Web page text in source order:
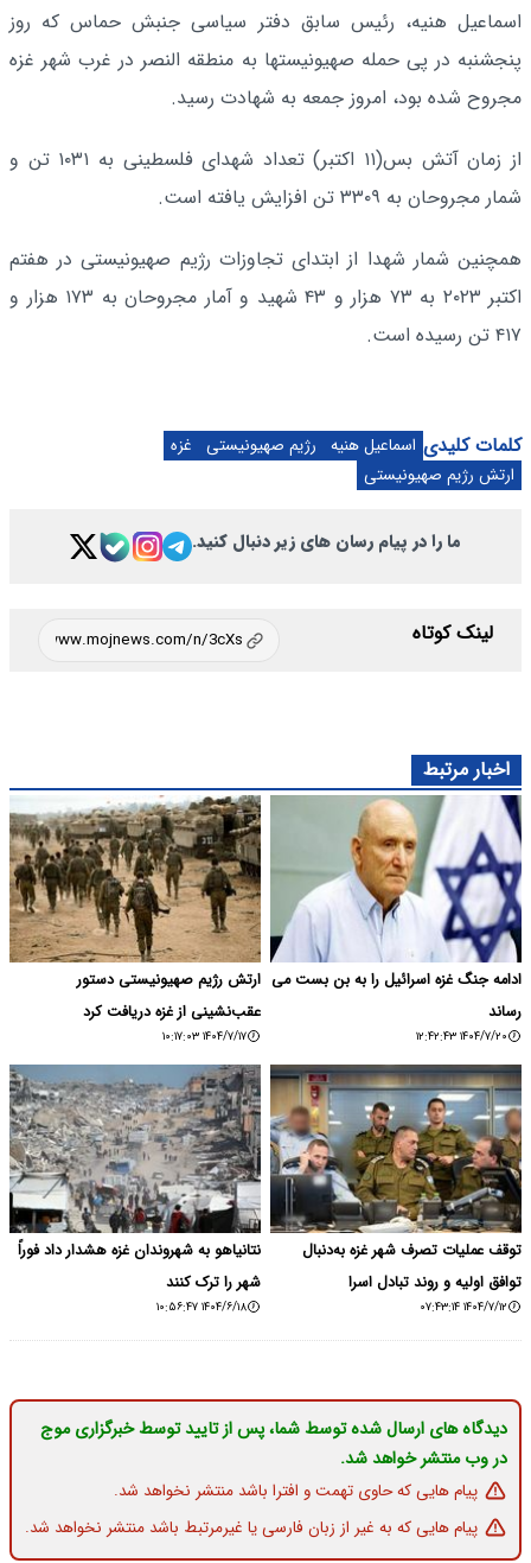
اسماعیل هنیه، رئیس سابق دفتر سیاسی جنبش حماس که روز
پنجشنبه در پی حمله صهیونیستها به منطقه النصر در غرب شهر غزه
مجروح شده بود، امروز جمعه به شهادت رسید.
از زمان آتش بس(۱۱ اکتبر) تعداد شهدای فلسطینی به ۱۰۳۱ تن و
شمار مجروحان به ۳۳۰۹ تن افزایش یافته است.
همچنین شمار شهدا از ابتدای تجاوزات رژیم صهیونیستی در هفتم
اکتبر ۲۰۲۳ به ۷۳ هزار و ۴۳ شهید و آمار مجروحان به ۱۷۳ هزار و
۴۱۷ تن رسیده است.
کلمات کلیدی اسماعیل هنیه رژیم صهیونیستی
غزه
ارتش رژیم صهیونیستی
ما را در پیام رسان های زیر دنبال کنید.
لینک کوتاه
اخبار مرتبط
ادامه جنگ غزه اسرائیل را به بن بست می
رساند
۱۴۰۴/۷/۲۰ ۱۲:۴۲:۴۳
ارتش رژیم صهیونیستی دستور
عقب‌نشینی از غزه دریافت کرد
۱۴۰۴/۷/۱۷ ۱۰:۱۷:۰۳
توقف عملیات تصرف شهر غزه به‌دنبال
توافق اولیه و روند تبادل اسرا
۱۴۰۴/۷/۱۲ ۰۷:۴۳:۱۴
نتانیاهو به شهروندان غزه هشدار داد فوراً
شهر را ترک کنند
۱۴۰۴/۶/۱۸ ۱۰:۵۶:۴۷
دیدگاه های ارسال شده توسط شما، پس از تایید توسط خبرگزاری موج
در وب منتشر خواهد شد.
پیام هایی که حاوی تهمت و افترا باشد منتشر نخواهد شد.
پیام هایی که به غیر از زبان فارسی یا غیرمرتبط باشد منتشر نخواهد شد.